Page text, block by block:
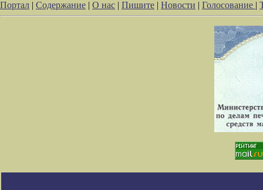
Портал | Содержание | О нас | Пишите | Новости | Голосование |